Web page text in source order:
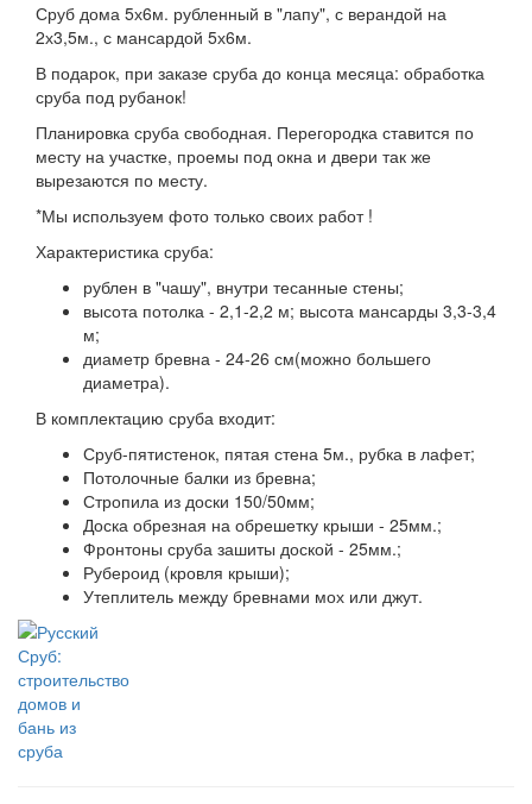
Сруб дома 5х6м. рубленный в "лапу", с верандой на
2х3,5м., с мансардой 5х6м.
В подарок, при заказе сруба до конца месяца: обработка
сруба под рубанок!
Планировка сруба свободная. Перегородка ставится по
месту на участке, проемы под окна и двери так же
вырезаются по месту.
*Мы используем фото только своих работ !
Характеристика сруба:
рублен в "чашу", внутри тесанные стены;
высота потолка - 2,1-2,2 м; высота мансарды 3,3-3,4
м;
диаметр бревна - 24-26 см(можно большего
диаметра).
В комплектацию сруба входит:
Сруб-пятистенок, пятая стена 5м., рубка в лафет;
Потолочные балки из бревна;
Стропила из доски 150/50мм;
Доска обрезная на обрешетку крыши - 25мм.;
Фронтоны сруба зашиты доской - 25мм.;
Рубероид (кровля крыши);
Утеплитель между бревнами мох или джут.